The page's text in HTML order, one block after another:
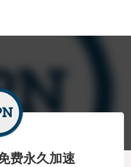
费永久加速